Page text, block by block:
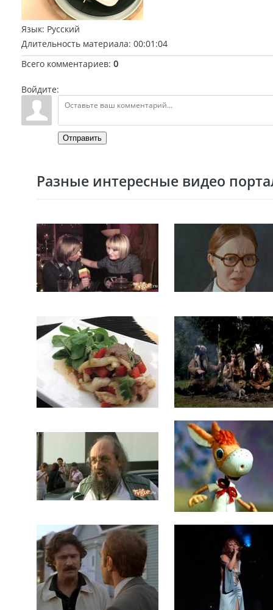
Язык: Русский
Длительность материала: 00:01:04
Всего комментариев: 0
Войдите:
Отправить
Разные интересные видео